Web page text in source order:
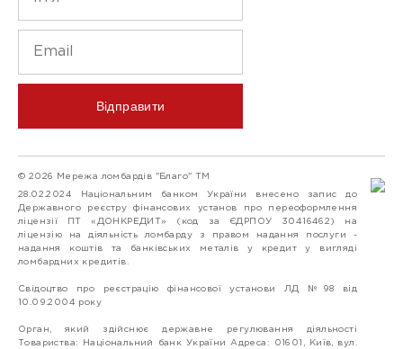
Відправити
© 2026 Мережа ломбардів "Благо" ТМ
28.02.2024 Національним банком України внесено запис до
Державного реєстру фінансових установ про переоформлення
ліцензії ПТ «ДОНКРЕДИТ» (код за ЄДРПОУ 30416462) на
ліцензію на діяльність ломбарду з правом надання послуги -
надання коштів та банківських металів у кредит у вигляді
ломбардних кредитів.
Свідоцтво про реєстрацію фінансової установи ЛД №98 від
10.09.2004 року
Орган, який здійснює державне регулювання діяльності
Товариства: Національний банк України Адреса: 01601, Київ, вул.